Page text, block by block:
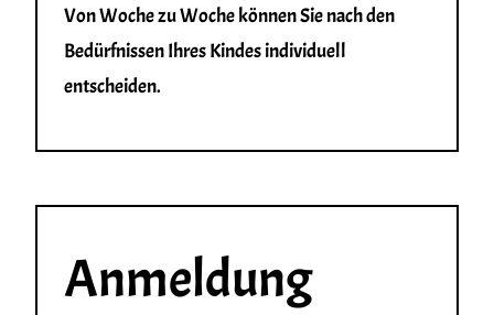
Von Woche zu Woche können Sie nach den
Bedürfnissen Ihres Kindes individuell
entscheiden.
Anmeldung